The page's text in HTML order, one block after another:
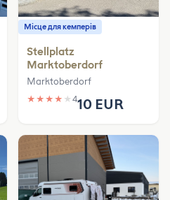
Місце для кемперів
Stellplatz
Marktoberdorf
Marktoberdorf
★ ★ ★ ★ ★ 410 EUR